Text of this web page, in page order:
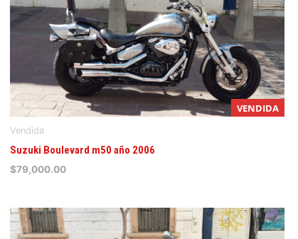
VENDIDA
Vendida
Suzuki Boulevard m50 año 2006
$79,000.00